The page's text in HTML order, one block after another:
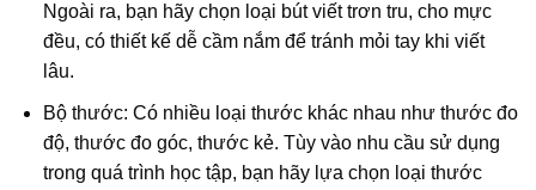
Ngoài ra, bạn hãy chọn loại bút viết trơn tru, cho mực
đều, có thiết kế dễ cầm nắm để tránh mỏi tay khi viết
lâu.
Bộ thước: Có nhiều loại thước khác nhau như thước đo
độ, thước đo góc, thước kẻ. Tùy vào nhu cầu sử dụng
trong quá trình học tập, bạn hãy lựa chọn loại thước